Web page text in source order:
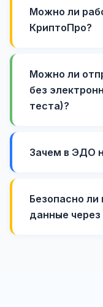
Можно ли
КриптоПро?
Можно ли
без
теста)?
Зачем в ЭДО
Безопасно
данные